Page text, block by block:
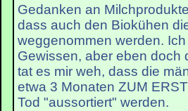
Gedanken an
dass auch den Biokühen
weggenommen werden.
Gewissen, aber eben doch
tat es mir weh, dass die
etwa 3 Monaten ZUM
Tod "aussortiert" werden.